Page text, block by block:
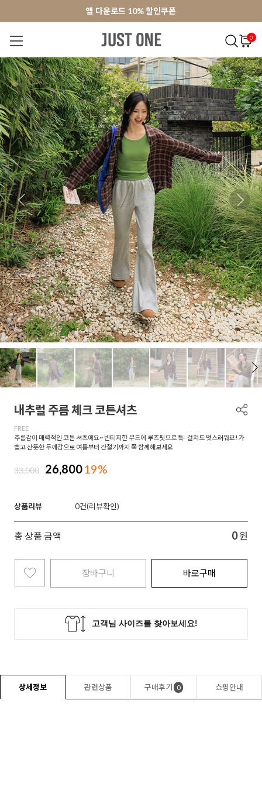
앱 다운로드 10% 할인쿠폰
회원가입 쿠폰 3000원
앱 다운로드 10% 할인쿠폰
0
NEW 7% BEST 오늘출발 MADE . J 상의 팬츠 아
내추럴 주름 체크 코튼셔츠
FREE
주름감이 매력적인 코튼 셔츠에요~ 빈티지한 무드에 루즈핏으로 툭- 걸쳐도 멋스러워요! 가
볍고 산뜻한 두께감으로 여름부터 간절기까지 쭉 함께해보세요
33,000 26,80019%
상품리뷰 0
총 상품 금액 0 원
장바구니 바로구매
상세정보 관련상품 구매후기 0 쇼핑안내